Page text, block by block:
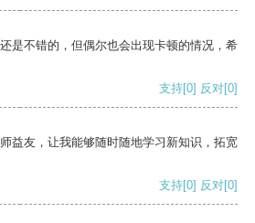
是不错的，但偶尔也会出现卡顿的情况，希
支持[0] 反对[0]
益友，让我能够随时随地学习新知识，拓宽
支持[0] 反对[0]